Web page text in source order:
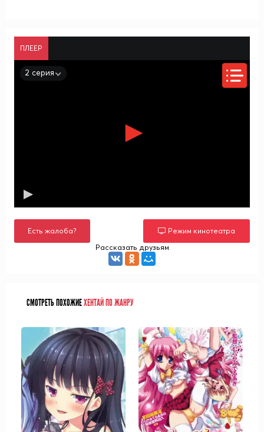
ПЛЕЕР
2 серия
Есть жалоба?
Режим кинотеатра
Рассказать друзьям
СМОТРЕТЬ ПОХОЖИЕХЕНТАЙ ПО ЖАНРУ